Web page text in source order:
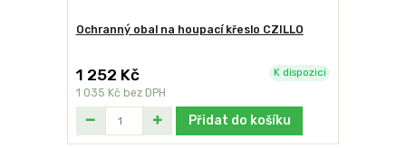
Ochranný obal na houpací křeslo CZILLO
1 252 Kč
1 035 Kč bez DPH
K dispozici
Přidat do košíku